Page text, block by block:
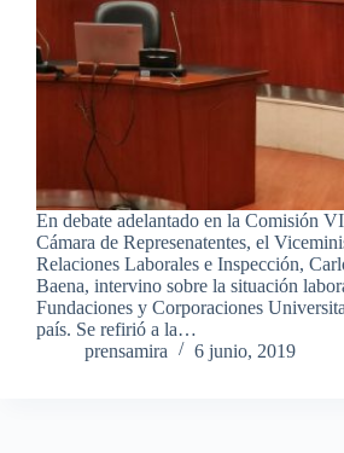
En debate adelantado en la Comisión
Cámara de Represenatentes, el
Relaciones Laborales e Inspección,
Baena, intervino sobre la situación
Fundaciones y Corporaciones
país. Se refirió a la…
prensamira
6 junio, 2019